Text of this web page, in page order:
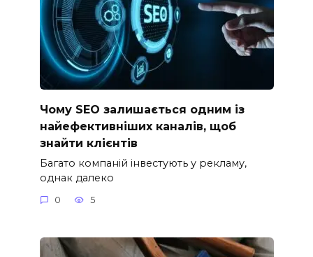
Чому SEO залишається одним із
найефективніших каналів, щоб
знайти клієнтів
Багато компаній інвестують у рекламу,
однак далеко
0 5